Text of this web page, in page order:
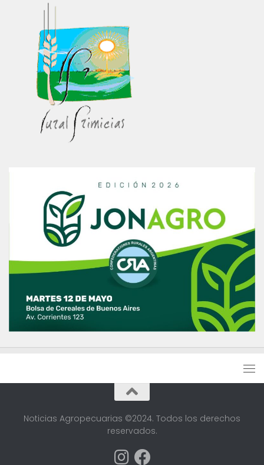
Noticias Agropecuarias ©2024. Todos los derechos
reservados.